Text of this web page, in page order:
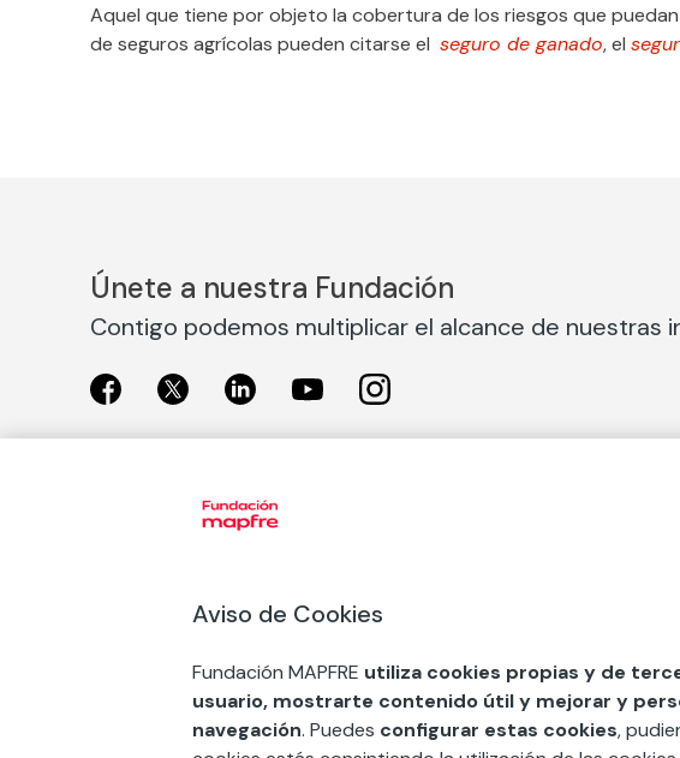
Aquel que tiene por objeto la cobertura de los riesgos que
de seguros agrícolas pueden citarse el seguro de ganado, el
Únete a nuestra Fundación
Contigo podemos multiplicar el alcance de nuestras
Exposiciones en Barcelona
COMPRAR ENTRADA
Premios y ayudas
FSE+
Aviso de Cookies
Fundación MAPFRE utiliza cookies propias y de
usuario, mostrarte contenido útil y mejorar y
navegación. Puedes configurar estas cookies,